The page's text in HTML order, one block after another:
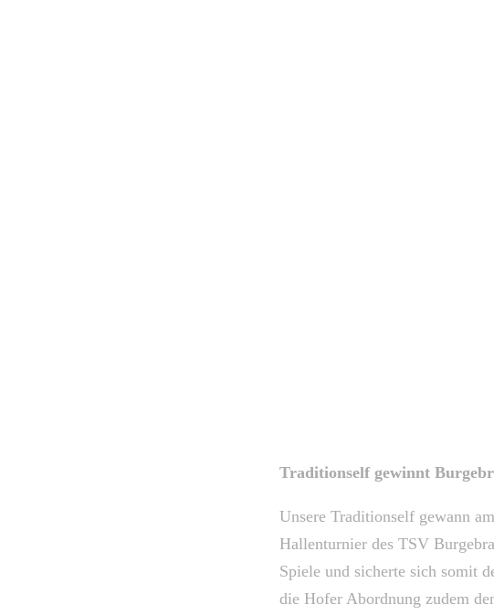
Traditionself gewinnt
Unsere Traditionself gewann
Hallenturnier des TSV
Spiele und sicherte sich somit
die Hofer Abordnung zudem